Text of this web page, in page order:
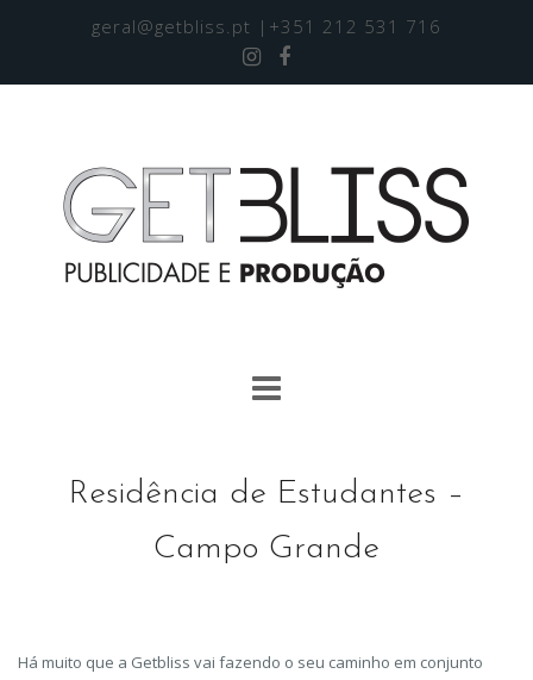
geral@getbliss.pt |+351 212 531 716
Residência de Estudantes –
Campo Grande
Há muito que a Getbliss vai fazendo o seu caminho em conjunto